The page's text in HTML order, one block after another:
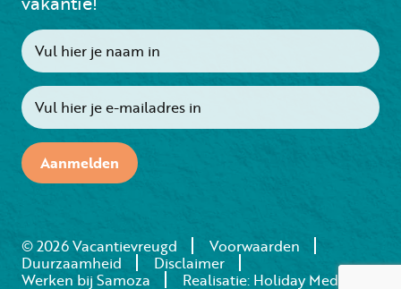
Aanmelden
© 2026 Vacantievreugd
Voorwaarden
Duurzaamheid
Disclaimer
Werken bij Samoza
Realisatie: Holiday Media